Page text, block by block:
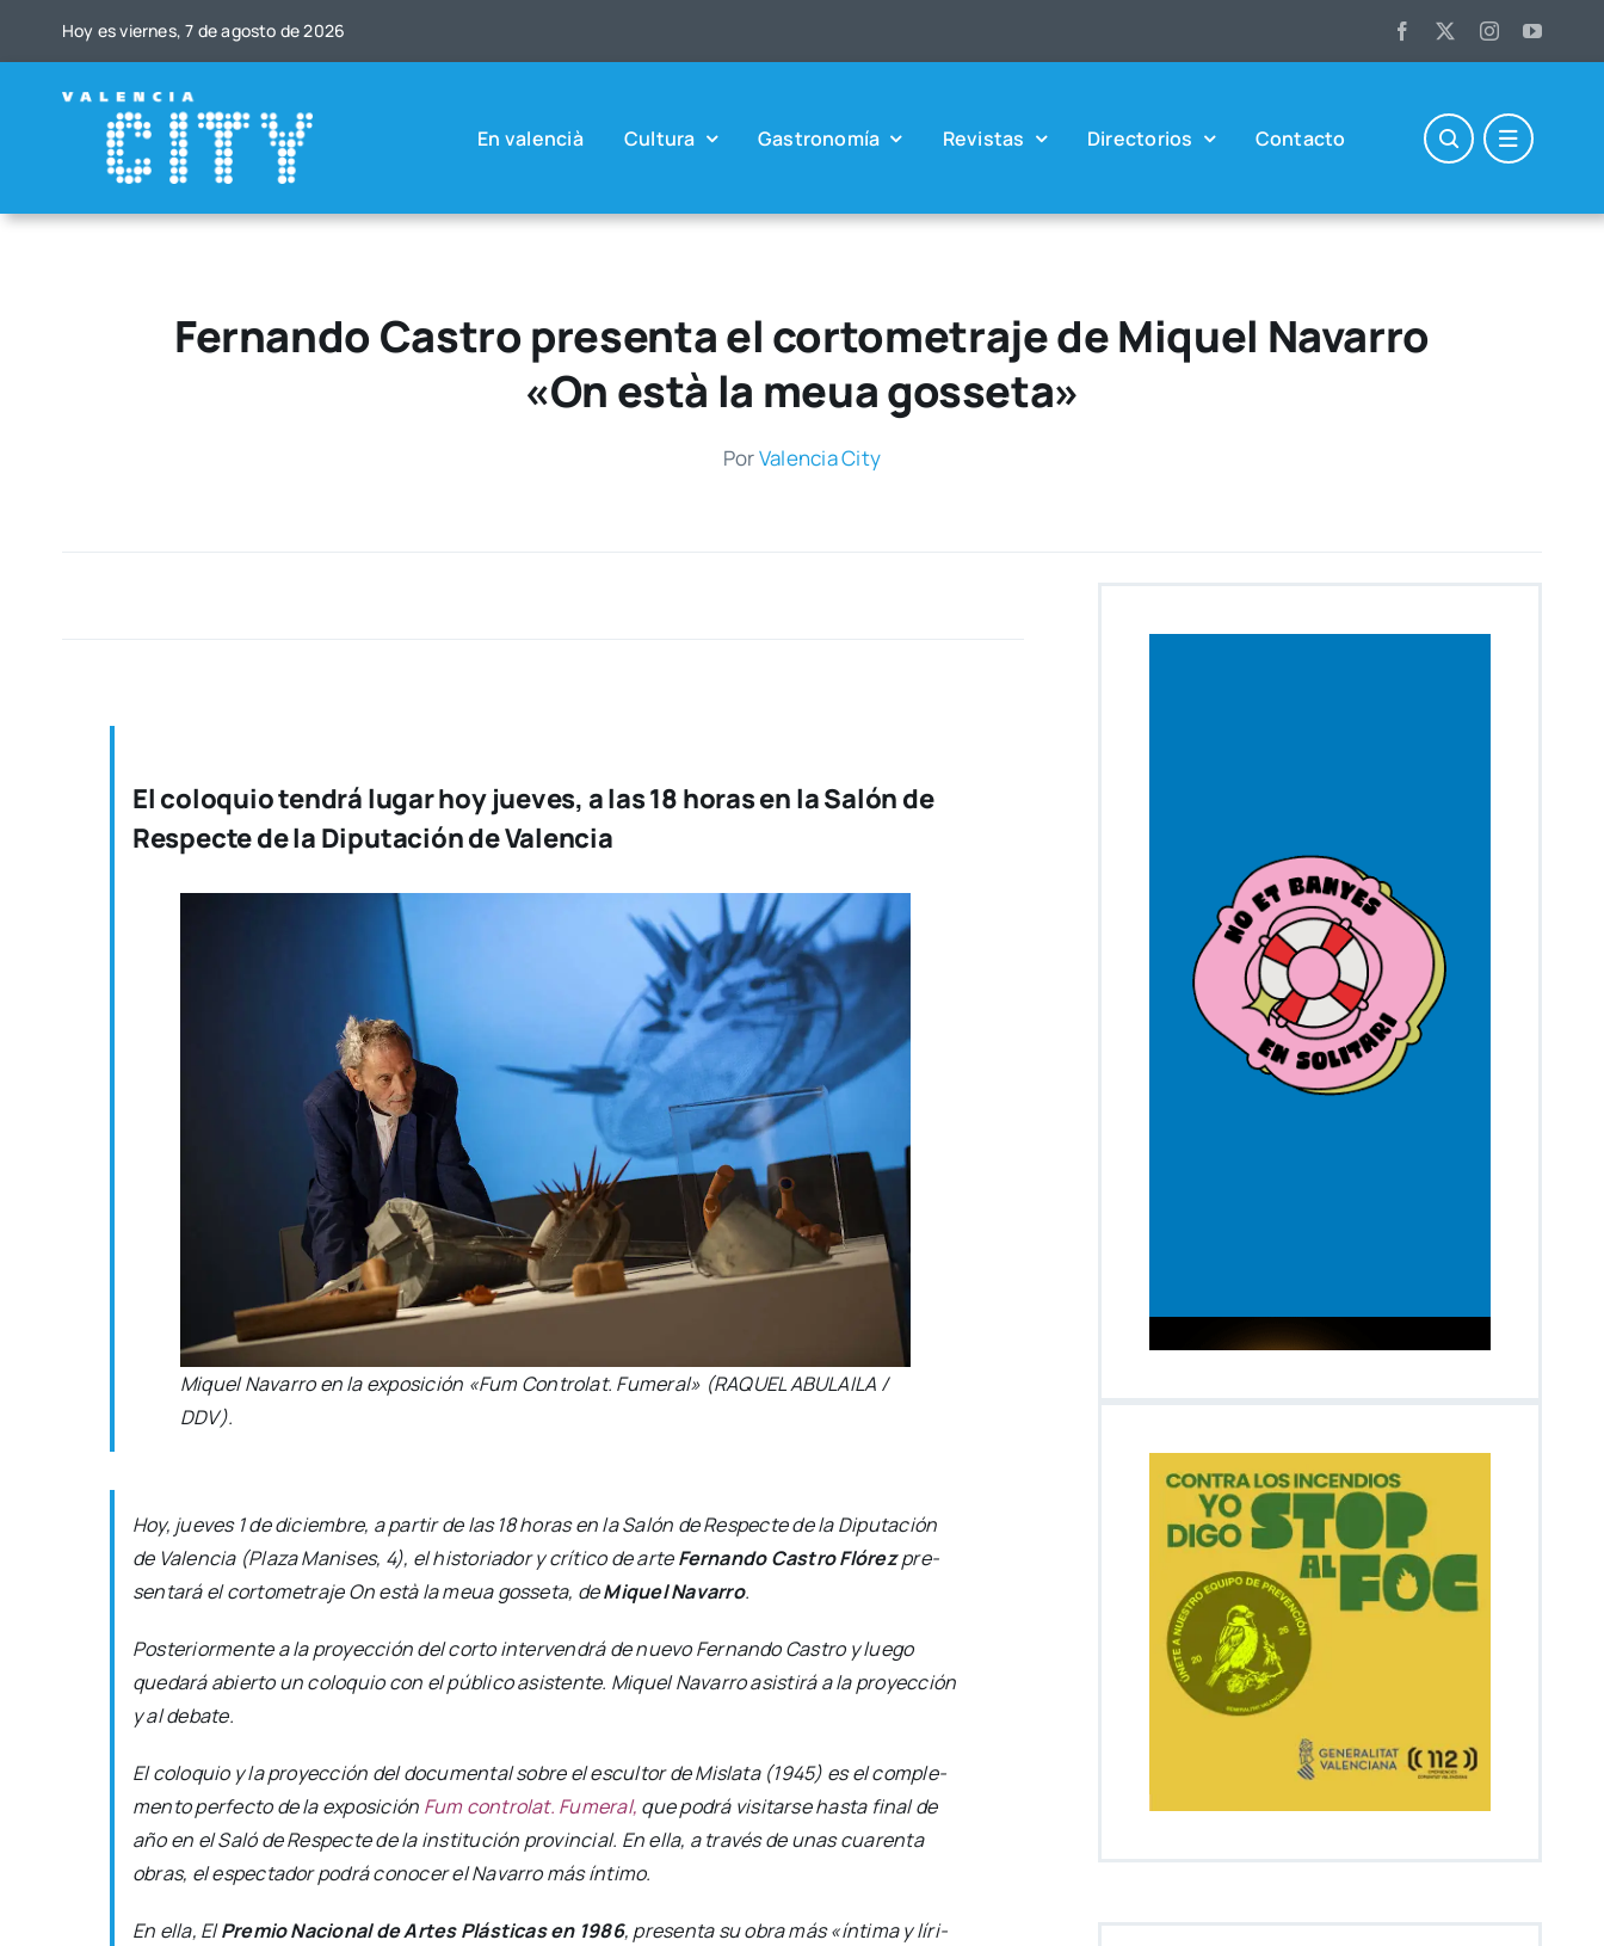
Hoy es vier­nes, 7 de agos­to de 2026
En valen­cià Cul­tu­ra Gas­tro­no­mía Revis­tas Direc­to­rios Con­tac­to
Fernando Castro presenta el cortometraje de Miquel Navarro
«On està la meua gosseta»
PorValen­cia City
El coloquio tendrá lugar hoy jueves, a las 18 horas en la Salón de
Respecte de la Diputación de Valencia
Miquel Nava­rro en la expo­si­ción «Fum Con­tro­lat. Fume­ral» (RAQUEL ABULAILA /
DDV).
Hoy, jue­ves 1 de diciem­bre, a par­tir de las 18 horas en la Salón de Res­pec­te de la Dipu­tación
de Valen­cia (Pla­za Mani­ses, 4), el his­to­ria­dor y crí­ti­co de arteFer­nan­do Cas­tro Fló­rezpre­
sen­ta­rá el cor­to­me­tra­jeOn està la meua gos­se­ta, deMiquel Nava­rro.
Pos­te­rior­men­te a la pro­yec­ción del cor­to inter­ven­drá de nue­vo Fer­nan­do Cas­tro y lue­go
que­da­rá abier­to un colo­quio con el públi­co asis­ten­te. Miquel Nava­rro asis­ti­rá a la pro­yec­ción
y al deba­te.
El colo­quio y la pro­yec­ción del docu­men­tal sobre el escul­tor de Mis­la­ta (1945) es el com­ple­
men­to per­fec­to de la expo­si­ción Fum con­tro­lat. Fume­ral, que podrá visi­tar­se has­ta final de
año en el Saló de Res­pec­te de la ins­ti­tu­ción pro­vin­cial. En ella, a tra­vés de unas cua­ren­ta
obras, el espec­ta­dor podrá cono­cer el Nava­rro más ínti­mo.
En ella, ElPre­mio Nacio­nal de Artes Plás­ti­cas en 1986, pre­sen­ta su obra más «ínti­ma y líri­